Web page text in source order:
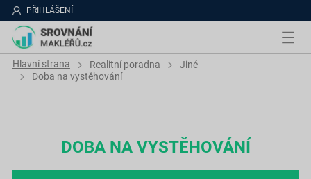
PŘIHLÁŠENÍ
Hlavní strana Realitní poradna
Jiné
Doba na vystěhování
DOBA NA VYSTĚHOVÁNÍ